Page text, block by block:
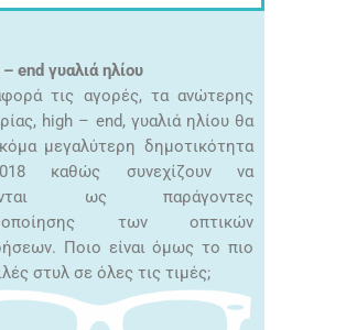
end γυαλιά ηλίου
τις αγορές, τα ανώτερης
high – end, γυαλιά ηλίου θα
μεγαλύτερη δημοτικότητα
καθώς συνεχίζουν να
ως παράγοντες
των οπτικών
Ποιο είναι όμως το πιο
στυλ σε όλες τις τιμές;